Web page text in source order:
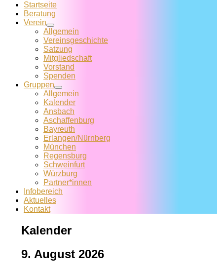
Startseite
Beratung
Verein
Allgemein
Vereins­geschichte
Satzung
Mitglied­schaft
Vorstand
Spenden
Gruppen
Allgemein
Kalender
Ansbach
Aschaffenburg
Bayreuth
Erlangen/Nürnberg
München
Regensburg
Schweinfurt
Würzburg
Partner*innen
Infobereich
Aktuelles
Kontakt
Kalender
9. August 2026